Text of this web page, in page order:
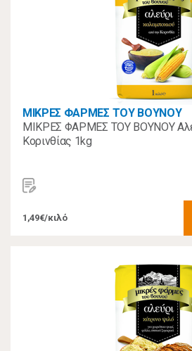
ΜΙΚΡΕΣ ΦΑΡΜΕΣ ΤΟΥ ΒΟΥΝΟΥ
ΜΙΚΡΕΣ ΦΑΡΜΕΣ ΤΟΥ ΒΟΥΝΟΥ
Κορινθίας 1kg
1,49€/κιλό